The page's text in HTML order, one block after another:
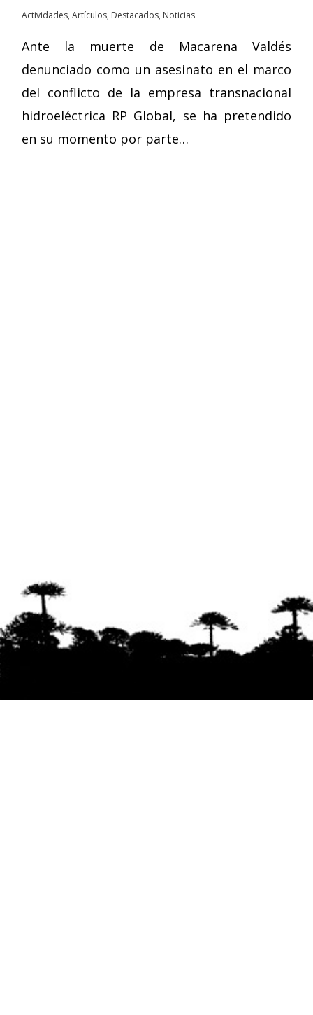
Actividades,Artículos, Destacados, Noticias
Ante la muerte de Macarena Valdés
denunciado como un asesinato en el marco
del conflicto de la empresa transnacional
hidroeléctrica RP Global, se ha pretendido
en su momento por parte…